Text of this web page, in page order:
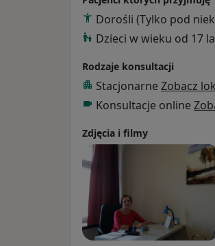
Dorośli (Tylko pod
Dzieci w wieku od 17
Rodzaje konsultacji
Stacjonarne Zobacz
Konsultacje online
Zdjęcia i filmy